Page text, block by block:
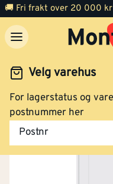
Velg varehus
For lagerstatus og
postnummer her
Postnr
Dør Innerdør